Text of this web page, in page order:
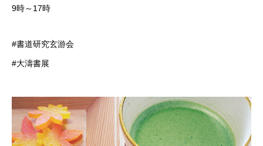
9時～17時
#書道研究玄游会
#大濤書展